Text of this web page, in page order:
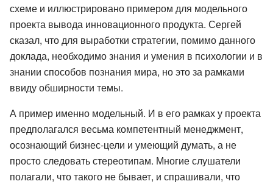
схеме и иллюстрировано примером для модельного
проекта вывода инновационного продукта. Сергей
сказал, что для выработки стратегии, помимо данного
доклада, необходимо знания и умения в психологии и в
знании способов познания мира, но это за рамками
ввиду обширности темы.
А пример именно модельный. И в его рамках у проекта
предполагался весьма компетентный менеджмент,
осознающий бизнес-цели и умеющий думать, а не
просто следовать стереотипам. Многие слушатели
полагали, что такого не бывает, и спрашивали, что